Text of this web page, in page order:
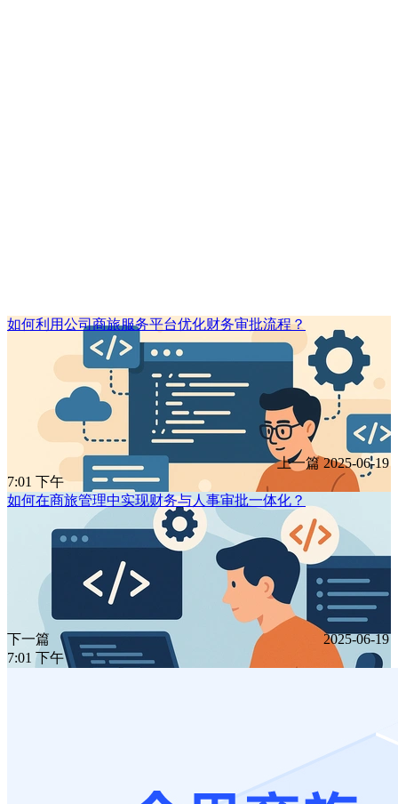
如何利用公司商旅服务平台优化财务审批流程？
上一篇 2025-06-19
7:01 下午
如何在商旅管理中实现财务与人事审批一体化？
下一篇
2025-06-19
7:01 下午